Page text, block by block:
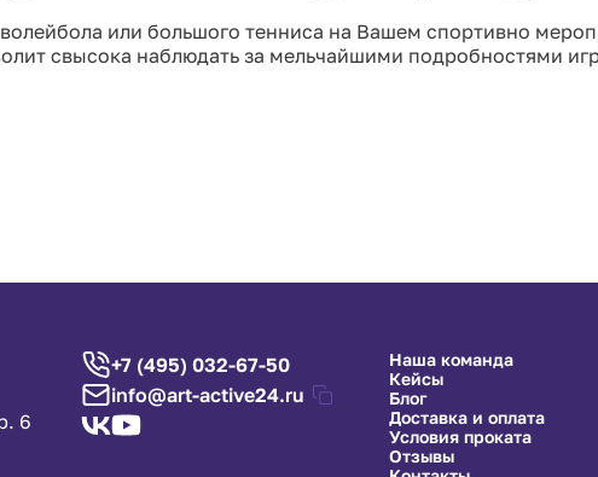
или большого тенниса на Вашем спортивно
свысока наблюдать за мельчайшими подробностями
6
+7 (495) 032-67-50
info@art-active24.ru
Наша команда
Кейсы
Блог
Доставка и оплата
Условия проката
Отзывы